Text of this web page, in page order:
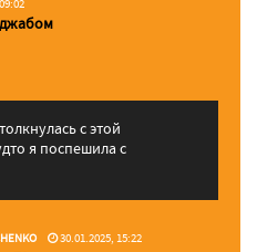
с этой
я поспешила с
30.01.2025, 15:22